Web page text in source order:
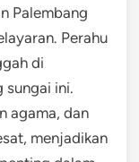
Palembang
Perahu
di
sungai ini.
agama, dan
menjadikan